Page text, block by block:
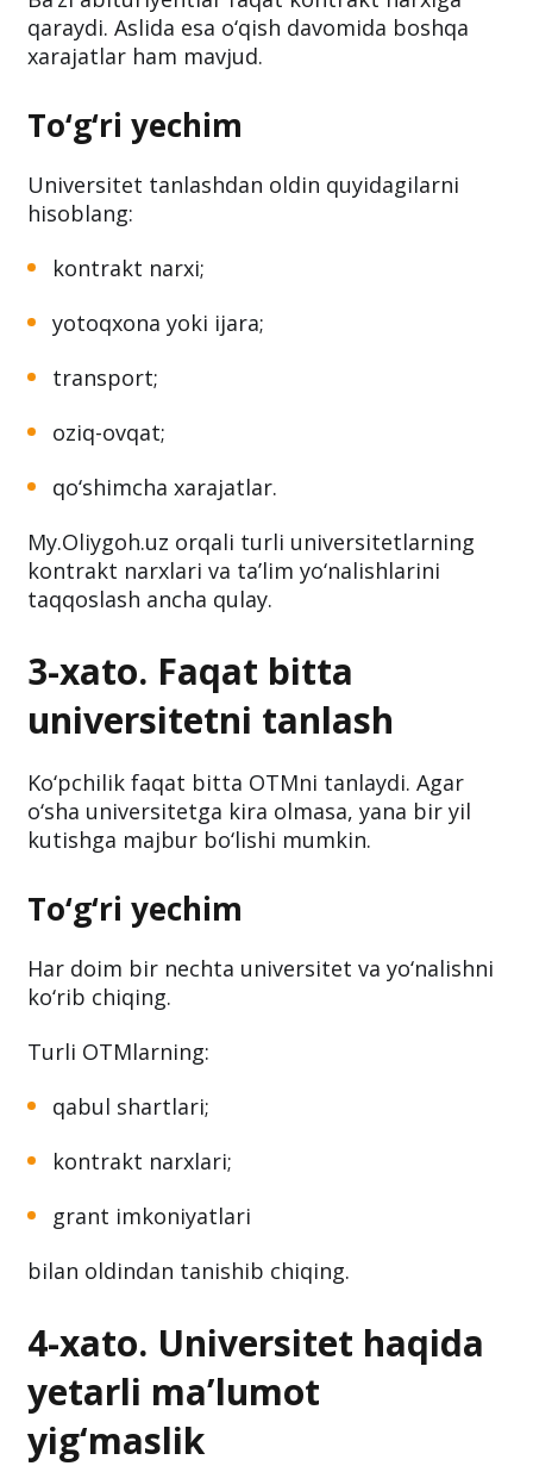
qaraydi. Aslida esa o‘qish davomida boshqa
xarajatlar ham mavjud.
To‘g‘ri yechim
Universitet tanlashdan oldin quyidagilarni
hisoblang:
kontrakt narxi;
yotoqxona yoki ijara;
transport;
oziq-ovqat;
qo‘shimcha xarajatlar.
My.Oliygoh.uz orqali turli universitetlarning
kontrakt narxlari va ta’lim yo‘nalishlarini
taqqoslash ancha qulay.
3-xato. Faqat bitta
universitetni tanlash
Ko‘pchilik faqat bitta OTMni tanlaydi. Agar
o‘sha universitetga kira olmasa, yana bir yil
kutishga majbur bo‘lishi mumkin.
To‘g‘ri yechim
Har doim bir nechta universitet va yo‘nalishni
ko‘rib chiqing.
Turli OTMlarning:
qabul shartlari;
kontrakt narxlari;
grant imkoniyatlari
bilan oldindan tanishib chiqing.
4-xato. Universitet haqida
yetarli ma’lumot
yig‘maslik